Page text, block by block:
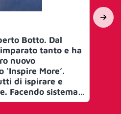
Botto. Dal
tanto e ha
nuovo
‘Inspire More’.
di ispirare e
Facendo sistema.
condividendo